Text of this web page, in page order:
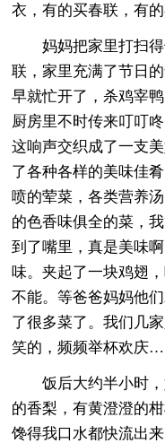
衣，有的买春联，有
妈妈把家里打扫
联，家里充满了节日
早就忙开了，杀鸡宰
厨房里不时传来叮叮
这响声交织成了一支
了各种各样的美味佳
喷的荤菜，各类营养
的色香味俱全的菜，
到了嘴里，真是美味
味。夹起了一块鸡翅
不能。等爸爸妈妈他
了很多菜了。我们几
笑的，频频举杯欢庆
饭后大约半小时
的香梨，有黄澄澄的
馋得我口水都快流出来